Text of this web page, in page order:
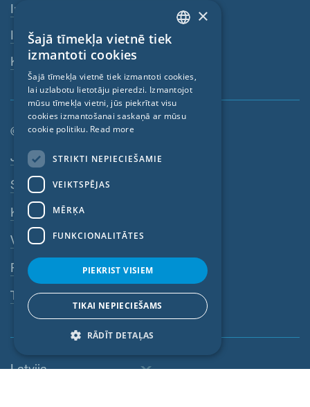
Internetveikals
Izplatītāji
Kontaktpersona
© SIGA 2026
Kājenes navigācija
Jobs
Sazinieties
Konfidencialitātes politika
VDN
Rekvizīti
Trauksmes sistēma
Latvija
ENGLISH
FRENCH
CZECH
NORWEGIAN
×
Šajā tīmekļa vietnē tiek
izmantoti cookies
Šajā tīmekļa vietnē tiek izmantoti cookies,
lai uzlabotu lietotāju pieredzi. Izmantojot
mūsu tīmekļa vietni, jūs piekrītat visu
cookies izmantošanai saskaņā ar mūsu
cookie politiku. Read more
STRIKTI NEPIECIEŠAMIE
VEIKTSPĒJAS
MĒRĶA
FUNKCIONALITĀTES
PIEKRIST VISIEM
TIKAI NEPIECIEŠAMS
RĀDĪT DETAĻAS